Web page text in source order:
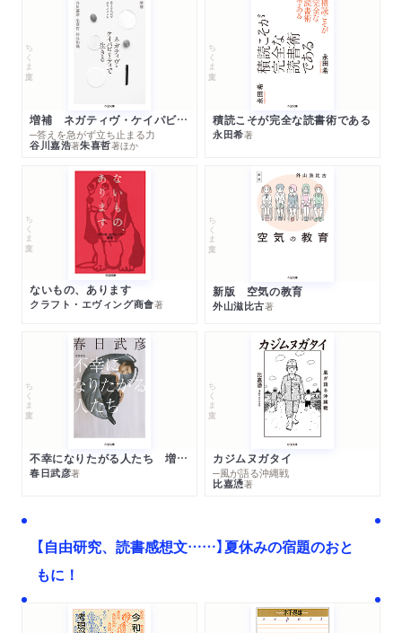
ちくま文庫
増補 ネガティヴ・ケイパビリティで生きる
─答えを急がず立ち止まる力
谷川嘉浩著朱喜哲著ほか
ちくま文庫
積読こそが完全な読書術である
永田希著
ちくま文庫
ないもの、あります
クラフト・エヴィング商會著
ちくま文庫
新版 空気の教育
外山滋比古著
ちくま文庫
不幸になりたがる人たち 増補新版
春日武彦著
ちくま文庫
カジムヌガタイ
─風が語る沖縄戦
比嘉慂著
【自由研究、読書感想文……】夏休みの宿題のおと
もに！